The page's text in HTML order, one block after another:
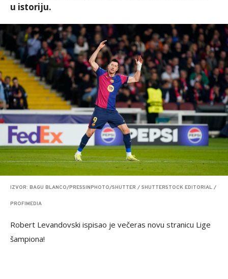
u istoriju.
IZVOR: BAGU BLANCO/PRESSINPHOTO/SHUTTER / SHUTTERSTOCK EDITORIAL /
PROFIMEDIA
Robert Levandovski ispisao je večeras novu stranicu Lige
šampiona!